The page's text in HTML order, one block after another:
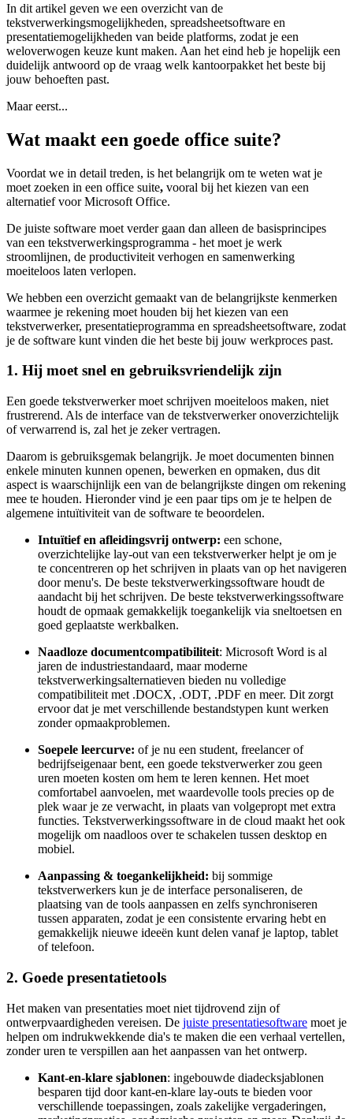
In dit artikel geven we een overzicht van de
tekstverwerkingsmogelijkheden, spreadsheetsoftware en
presentatiemogelijkheden van beide platforms, zodat je een
weloverwogen keuze kunt maken. Aan het eind heb je hopelijk een
duidelijk antwoord op de vraag welk kantoorpakket het beste bij
jouw behoeften past.
Maar eerst...
Wat maakt een goede office suite?
Voordat we in detail treden, is het belangrijk om te weten wat je
moet zoeken in een office suite, vooral bij het kiezen van een
alternatief voor Microsoft Office.
De juiste software moet verder gaan dan alleen de basisprincipes
van een tekstverwerkingsprogramma - het moet je werk
stroomlijnen, de productiviteit verhogen en samenwerking
moeiteloos laten verlopen.
We hebben een overzicht gemaakt van de belangrijkste kenmerken
waarmee je rekening moet houden bij het kiezen van een
tekstverwerker, presentatieprogramma en spreadsheetsoftware, zodat
je de software kunt vinden die het beste bij jouw werkproces past.
1. Hij moet snel en gebruiksvriendelijk zijn
Een goede tekstverwerker moet schrijven moeiteloos maken, niet
frustrerend. Als de interface van de tekstverwerker onoverzichtelijk
of verwarrend is, zal het je zeker vertragen.
Daarom is gebruiksgemak belangrijk. Je moet documenten binnen
enkele minuten kunnen openen, bewerken en opmaken, dus dit
aspect is waarschijnlijk een van de belangrijkste dingen om rekening
mee te houden. Hieronder vind je een paar tips om je te helpen de
algemene intuïtiviteit van de software te beoordelen.
Intuïtief en afleidingsvrij ontwerp: een schone,
overzichtelijke lay-out van een tekstverwerker helpt je om je
te concentreren op het schrijven in plaats van op het navigeren
door menu's. De beste tekstverwerkingssoftware houdt de
aandacht bij het schrijven. De beste tekstverwerkingssoftware
houdt de opmaak gemakkelijk toegankelijk via sneltoetsen en
goed geplaatste werkbalken.
Naadloze documentcompatibiliteit: Microsoft Word is al
jaren de industriestandaard, maar moderne
tekstverwerkingsalternatieven bieden nu volledige
compatibiliteit met .DOCX, .ODT, .PDF en meer. Dit zorgt
ervoor dat je met verschillende bestandstypen kunt werken
zonder opmaakproblemen.
Soepele leercurve: of je nu een student, freelancer of
bedrijfseigenaar bent, een goede tekstverwerker zou geen
uren moeten kosten om hem te leren kennen. Het moet
comfortabel aanvoelen, met waardevolle tools precies op de
plek waar je ze verwacht, in plaats van volgepropt met extra
functies. Tekstverwerkingssoftware in de cloud maakt het ook
mogelijk om naadloos over te schakelen tussen desktop en
mobiel.
Aanpassing & toegankelijkheid: bij sommige
tekstverwerkers kun je de interface personaliseren, de
plaatsing van de tools aanpassen en zelfs synchroniseren
tussen apparaten, zodat je een consistente ervaring hebt en
gemakkelijk nieuwe ideeën kunt delen vanaf je laptop, tablet
of telefoon.
2. Goede presentatietools
Het maken van presentaties moet niet tijdrovend zijn of
ontwerpvaardigheden vereisen. De juiste presentatiesoftware moet je
helpen om indrukwekkende dia's te maken die een verhaal vertellen,
zonder uren te verspillen aan het aanpassen van het ontwerp.
Kant-en-klare sjablonen: ingebouwde diadecksjablonen
besparen tijd door kant-en-klare lay-outs te bieden voor
verschillende toepassingen, zoals zakelijke vergaderingen,